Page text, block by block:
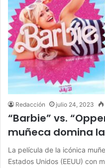
Redacción julio 24, 2023
“Barbie” vs.
muñeca domina
La película de la icónica
Estados Unidos (EEUU) con